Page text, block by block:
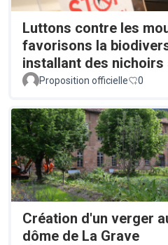
Luttons contre les
favorisons la
installant des nichoirs
Proposition officielle 0
Création d'un verger
dôme de La Grave